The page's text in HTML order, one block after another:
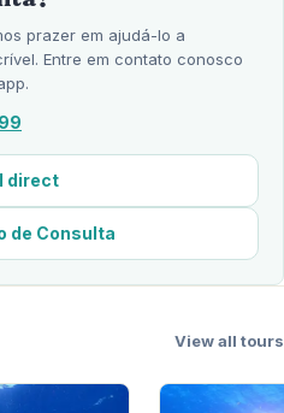
prazer em ajudá-lo a
Entre em contato conosco
direct
de Consulta
View all tours